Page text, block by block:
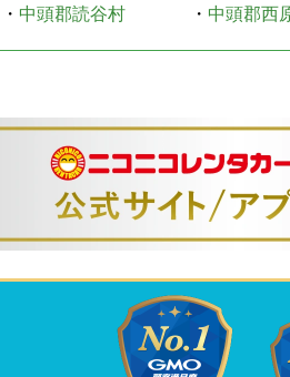
・ 中頭郡読谷村 ・ 中頭郡西